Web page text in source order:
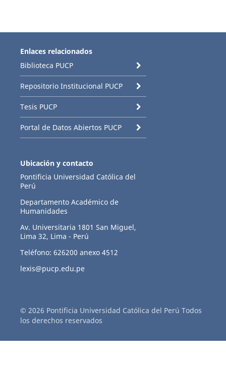
Enlaces relacionados
Biblioteca PUCP
Repositorio Institucional PUCP
Tesis PUCP
Portal de Datos Abiertos PUCP
Ubicación y contacto
Pontificia Universidad Católica del
Perú
Departamento Académico de
Humanidades
Av. Universitaria 1801 San Miguel,
Lima 32, Lima - Perú
Teléfono: 626200 anexo 4512
lexis@pucp.edu.pe
© 2026 Pontificia Universidad Católica del Perú Todos
los derechos reservados